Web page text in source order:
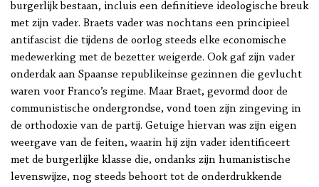
burgerlijk bestaan, incluis een definitieve ideologische breuk
met zijn vader. Braets vader was nochtans een principieel
antifascist die tijdens de oorlog steeds elke economische
medewerking met de bezetter weigerde. Ook gaf zijn vader
onderdak aan Spaanse republikeinse gezinnen die gevlucht
waren voor Franco’s regime. Maar Braet, gevormd door de
communistische ondergrondse, vond toen zijn zingeving in
de orthodoxie van de partij. Getuige hiervan was zijn eigen
weergave van de feiten, waarin hij zijn vader identificeert
met de burgerlijke klasse die, ondanks zijn humanistische
levenswijze, nog steeds behoort tot de onderdrukkende